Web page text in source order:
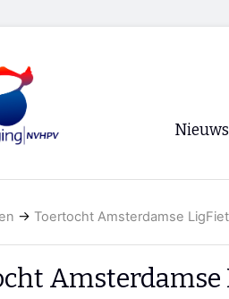
Nieuws
→ Toertocht Amsterdamse
Amsterdamse